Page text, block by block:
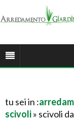
tu sei in :
scivoli» scivoli